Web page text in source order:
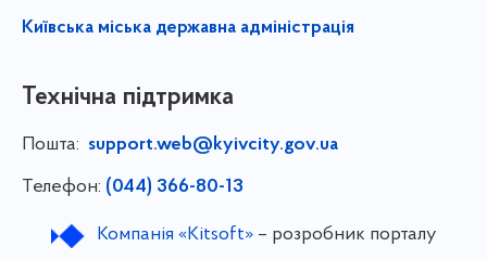
Київська міська державна адміністрація
Технічна підтримка
Пошта: support.web@kyivcity.gov.ua
Телефон: (044) 366-80-13
Компанія «Kitsoft»– розробник порталу